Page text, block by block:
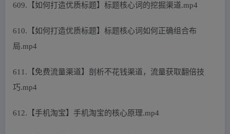
609.【如何打造优质标题】标题核心词的挖掘渠道.mp4
610.【如何打造优质标题】标题核心词如何正确组合布
局.mp4
611.【免费流量渠道】剖析不花钱渠道，流量获取翻倍技
巧.mp4
612.【手机淘宝】手机淘宝的核心原理.mp4